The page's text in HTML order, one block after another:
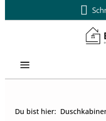
Zum Hauptinhalt springen
Du bist hier: